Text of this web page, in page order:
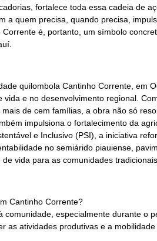
fortalece toda essa cadeia de
a quem precisa, quando precisa,
é, portanto, um símbolo
quilombola Cantinho Corrente, em
e no desenvolvimento regional.
de cem famílias, a obra não só
impulsiona o fortalecimento da
e Inclusivo (PSI), a iniciativa
no semiárido piauiense,
vida para as comunidades
Cantinho Corrente?
especialmente durante o
as atividades produtivas e a mobilidade